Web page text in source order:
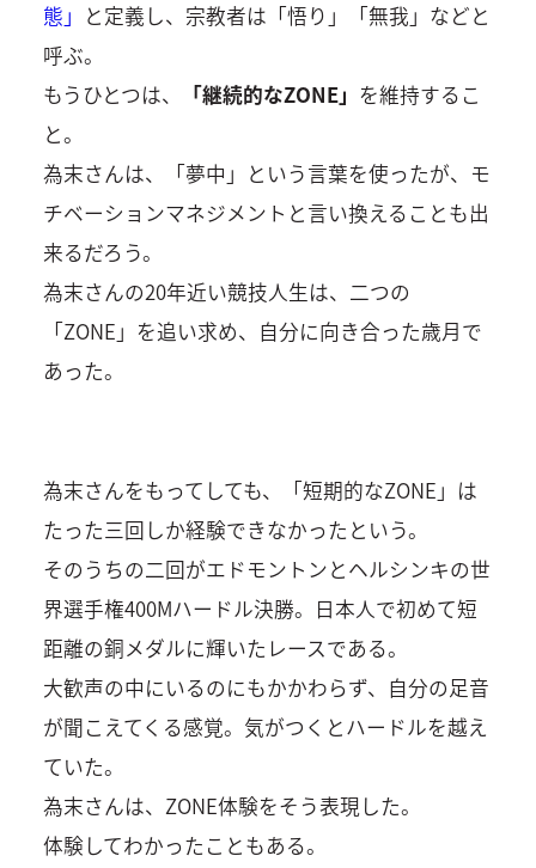
態」 と定義し、宗教者は「悟り」「無我」などと
呼ぶ。
もうひとつは、
「継続的なZONE」 を維持するこ
と。
為末さんは、「夢中」という言葉を使ったが、モ
チベーションマネジメントと言い換えることも出
来るだろう。
為末さんの20年近い競技人生は、二つの
「ZONE」を追い求め、自分に向き合った歳月で
あった。
為末さんをもってしても、「短期的なZONE」は
たった三回しか経験できなかったという。
そのうちの二回がエドモントンとヘルシンキの世
界選手権400Mハードル決勝。日本人で初めて短
距離の銅メダルに輝いたレースである。
大歓声の中にいるのにもかかわらず、自分の足音
が聞こえてくる感覚。気がつくとハードルを越え
ていた。
為末さんは、ZONE体験をそう表現した。
体験してわかったこともある。